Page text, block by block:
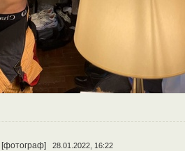
[фотограф] 28.01.2022, 16:22